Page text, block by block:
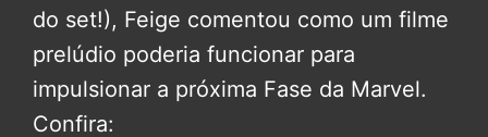
do set!), Feige comentou como um filme
prelúdio poderia funcionar para
impulsionar a próxima Fase da Marvel.
Confira: